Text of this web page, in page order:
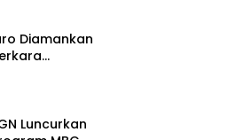
Diamankan
Bebas
Luncurkan